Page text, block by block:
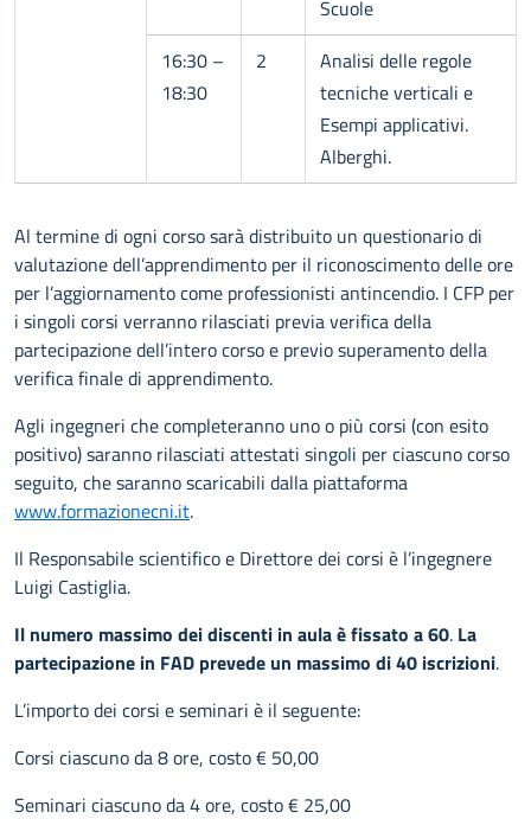
Scuole
16:30 –
18:30
2
Analisi delle regole
tecniche verticali e
Esempi applicativi.
Alberghi.
Al termine di ogni corso sarà distribuito un questionario di
valutazione dell’apprendimento per il riconoscimento delle ore
per l’aggiornamento come professionisti antincendio. I CFP per
i singoli corsi verranno rilasciati previa verifica della
partecipazione dell’intero corso e previo superamento della
verifica finale di apprendimento.
Agli ingegneri che completeranno uno o più corsi (con esito
positivo) saranno rilasciati attestati singoli per ciascuno corso
seguito, che saranno scaricabili dalla piattaforma
www.formazionecni.it.
Il Responsabile scientifico e Direttore dei corsi è l’ingegnere
Luigi Castiglia.
Il numero massimo dei discenti in aula è fissato a 60. La
partecipazione in FAD prevede un massimo di 40 iscrizioni.
L’importo dei corsi e seminari è il seguente:
Corsi ciascuno da 8 ore, costo € 50,00
Seminari ciascuno da 4 ore, costo € 25,00